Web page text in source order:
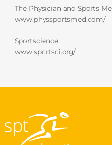
The Physician and Sports
www.physsportsmed.com/
Sportscience:
www.sportsci.org/